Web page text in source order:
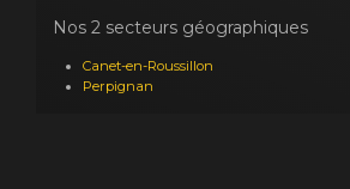
Nos 2 secteurs géographiques
Canet-en-Roussillon
Perpignan